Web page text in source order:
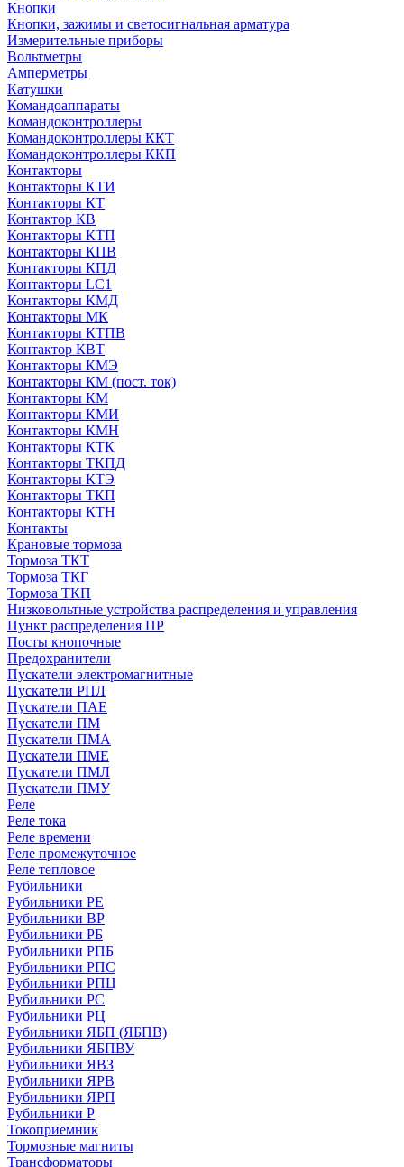
Кнопки
Кнопки, зажимы и светосигнальная арматура
Измерительные приборы
Вольтметры
Амперметры
Катушки
Командоаппараты
Командоконтроллеры
Командоконтроллеры ККТ
Командоконтроллеры ККП
Контакторы
Контакторы КТИ
Контакторы КТ
Контактор КВ
Контакторы КТП
Контакторы КПВ
Контакторы КПД
Контакторы LC1
Контакторы КМД
Контакторы МК
Контакторы КТПВ
Контактор КВТ
Контакторы КМЭ
Контакторы КМ (пост. ток)
Контакторы КМ
Контакторы КМИ
Контакторы КМН
Контакторы КТК
Контакторы ТКПД
Контакторы КТЭ
Контакторы ТКП
Контакторы КТН
Контакты
Крановые тормоза
Тормоза ТКТ
Тормоза ТКГ
Тормоза ТКП
Низковольтные устройства распределения и управления
Пункт распределения ПР
Посты кнопочные
Предохранители
Пускатели электромагнитные
Пускатели РПЛ
Пускатели ПАЕ
Пускатели ПМ
Пускатели ПМА
Пускатели ПМЕ
Пускатели ПМЛ
Пускатели ПМУ
Реле
Реле тока
Реле времени
Реле промежуточное
Реле тепловое
Рубильники
Рубильники РЕ
Рубильники ВР
Рубильники РБ
Рубильники РПБ
Рубильники РПС
Рубильники РПЦ
Рубильники РС
Рубильники РЦ
Рубильники ЯБП (ЯБПВ)
Рубильники ЯБПВУ
Рубильники ЯВЗ
Рубильники ЯРВ
Рубильники ЯРП
Рубильники Р
Токоприемник
Тормозные магниты
Трансформаторы